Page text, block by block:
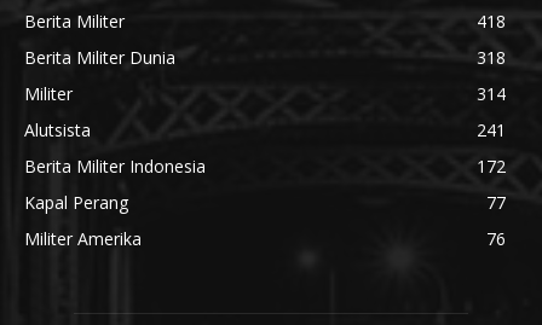
Berita Militer
418
Berita Militer Dunia
318
Militer
314
Alutsista
241
Berita Militer Indonesia
172
Kapal Perang
77
Militer Amerika
76